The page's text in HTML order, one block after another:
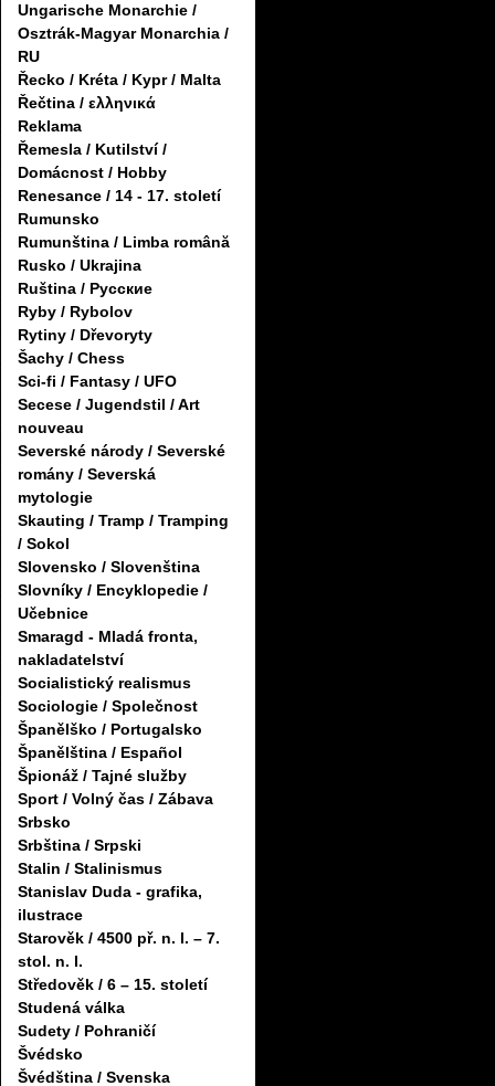
Ungarische Monarchie /
Osztrák-Magyar Monarchia /
RU
Řecko / Kréta / Kypr / Malta
Řečtina / ελληνικά
Reklama
Řemesla / Kutilství /
Domácnost / Hobby
Renesance / 14 - 17. století
Rumunsko
Rumunština / Limba română
Rusko / Ukrajina
Ruština / Русские
Ryby / Rybolov
Rytiny / Dřevoryty
Šachy / Chess
Sci-fi / Fantasy / UFO
Secese / Jugendstil / Art
nouveau
Severské národy / Severské
romány / Severská
mytologie
Skauting / Tramp / Tramping
/ Sokol
Slovensko / Slovenština
Slovníky / Encyklopedie /
Učebnice
Smaragd - Mladá fronta,
nakladatelství
Socialistický realismus
Sociologie / Společnost
Španělško / Portugalsko
Španělština / Español
Špionáž / Tajné služby
Sport / Volný čas / Zábava
Srbsko
Srbština / Srpski
Stalin / Stalinismus
Stanislav Duda - grafika,
ilustrace
Starověk / 4500 př. n. l. – 7.
stol. n. l.
Středověk / 6 – 15. století
Studená válka
Sudety / Pohraničí
Švédsko
Švédština / Svenska